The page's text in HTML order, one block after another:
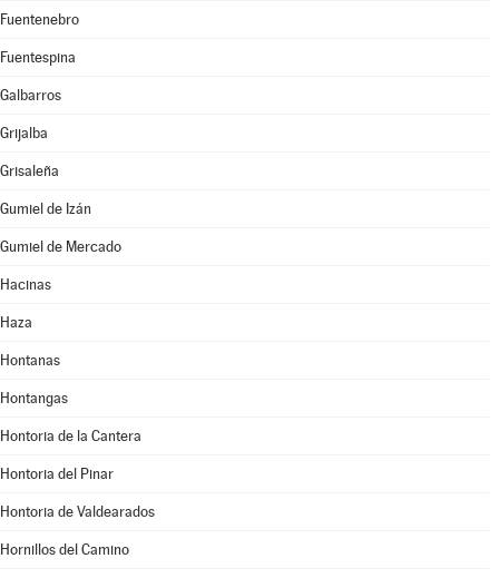
Fuentenebro
Fuentespina
Galbarros
Grijalba
Grisaleña
Gumiel de Izán
Gumiel de Mercado
Hacinas
Haza
Hontanas
Hontangas
Hontoria de la Cantera
Hontoria del Pinar
Hontoria de Valdearados
Hornillos del Camino